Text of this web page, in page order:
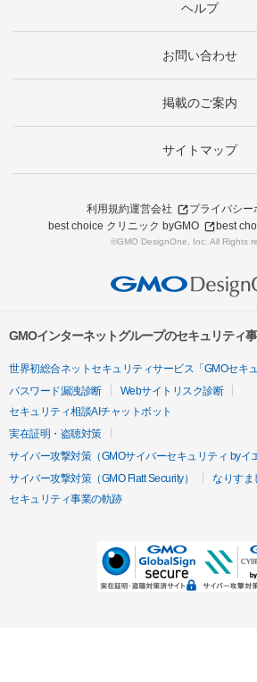
ヘルプ
お問い合わせ
掲載のご案内
サイトマップ
利用規約運営会社
プライバシー
best choice クリニック byGMO
best
©GMO DesignOne, Inc. All Rights
GMOインターネットグループのセキュリティ
世界初総合ネットセキュリティサービス「GMOセキュ
パスワード漏洩診断
Webサイトリスク診断
セキュリティ相談AIチャットボット
実在証明・盗聴対策
サイバー攻撃対策（GMOサイバーセキュリティ byイ
サイバー攻撃対策（GMO Flatt Security）
なりすま
セキュリティ事業の軌跡